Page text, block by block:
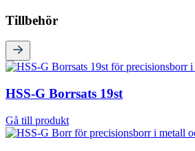
Tillbehör
HSS-G Borrsats 19st
Gå till produkt